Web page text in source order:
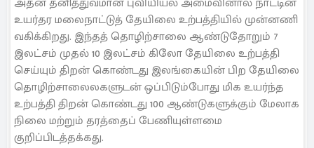
உயர்தர மலைநாட்டுத் தேயிலை உற்பத்தியில் முன்னணி
வகிக்கிறது. இந்தத் தொழிற்சாலை ஆண்டுதோறும் 7
இலட்சம் முதல் 10 இலட்சம் கிலோ தேயிலை உற்பத்தி
செய்யும் திறன் கொண்டது இலங்கையின் பிற தேயிலை
தொழிற்சாலைலகளுடன் ஒப்பிடும்போது மிக உயர்ந்த
உற்பத்தி திறன் கொண்டது 100 ஆண்டுகளுக்கும் மேலாக
நிலை மற்றும் தரத்தைப் பேணியுள்ளமை
குறிப்பிடத்தக்கது.